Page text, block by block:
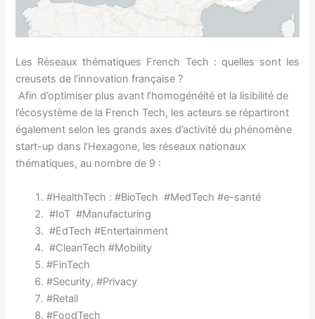
Les Réseaux thématiques French Tech : quelles sont les
creusets de l’innovation française ?
Afin d’optimiser plus avant l’homogénéité et la lisibilité de
l’écosystème de la French Tech, les acteurs se répartiront
également selon les grands axes d’activité du phénomène
start-up dans l’Hexagone, les réseaux nationaux
thématiques, au nombre de 9 :
#HealthTech : #BioTech #MedTech #e-santé
#IoT #Manufacturing
#EdTech #Entertainment
#CleanTech #Mobility
#FinTech
#Security, #Privacy
#Retail
#FoodTech